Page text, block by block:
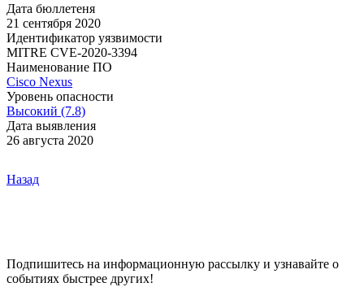
Дата бюллетеня
21 сентября 2020
Идентификатор уязвимости
MITRE CVE-2020-3394
Наименование ПО
Cisco Nexus
Уровень опасности
Высокий (7.8)
Дата выявления
26 августа 2020
Назад
Подпишитесь на информационную рассылку и узнавайте о
событиях быстрее других!